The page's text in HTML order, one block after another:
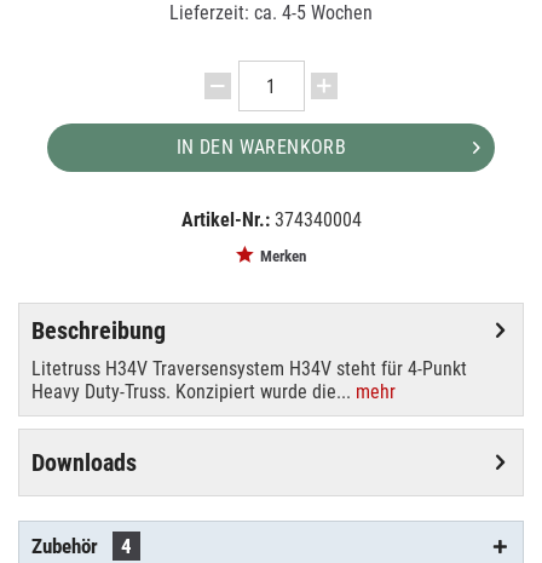
Lieferzeit: ca. 4-5 Wochen
IN DEN WARENKORB
Artikel-Nr.: 374340004
Merken
Beschreibung
Litetruss H34V Traversensystem H34V steht für 4-Punkt
Heavy Duty-Truss. Konzipiert wurde die... mehr
Downloads
Zubehör 4